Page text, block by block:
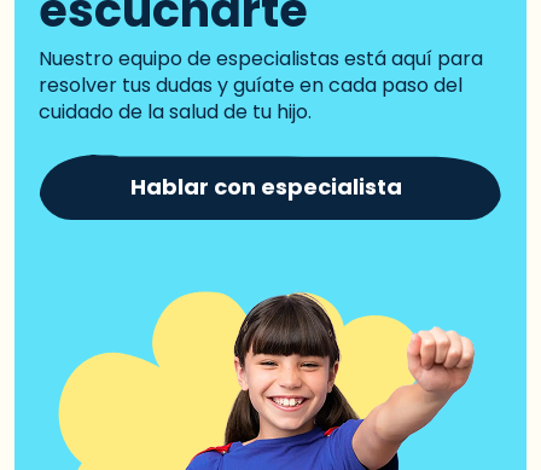
Nuestro equipo de especialistas está aquí para
resolver tus dudas y guíate en cada paso del
cuidado de la salud de tu hijo.
Hablar con especialista